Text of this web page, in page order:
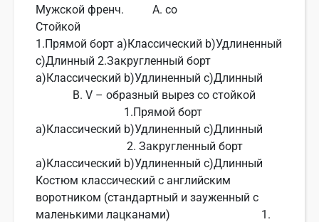
Мужской френч. А. со
Стойкой
1.Прямой борт a)Классический b)Удлиненный
c)Длинный 2.Закругленный борт
a)Классический b)Удлиненный c)Длинный
В. V – образный вырез со стойкой
1.Прямой борт
a)Классический b)Удлиненный c)Длинный
2. Закругленный борт
a)Классический b)Удлиненный c)Длинный
Костюм классический с английским
воротником (стандартный и зауженный с
маленькими лацканами) 1.